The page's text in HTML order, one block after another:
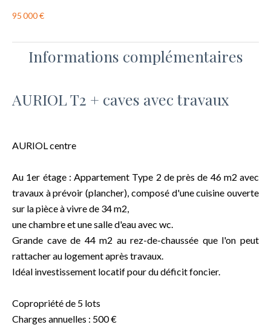
95 000 €
Informations complémentaires
AURIOL T2 + caves avec travaux
AURIOL centre
Au 1er étage : Appartement Type 2 de près de 46 m2 avec
travaux à prévoir (plancher), composé d'une cuisine ouverte
sur la pièce à vivre de 34 m2,
une chambre et une salle d'eau avec wc.
Grande cave de 44 m2 au rez-de-chaussée que l'on peut
rattacher au logement après travaux.
Idéal investissement locatif pour du déficit foncier.
Copropriété de 5 lots
Charges annuelles : 500 €